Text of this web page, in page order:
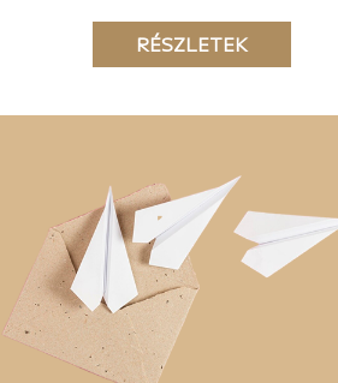
RÉSZLETEK